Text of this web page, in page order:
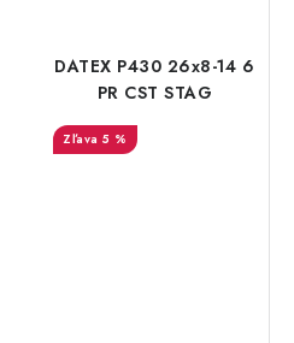
DATEX P430 26x8-14 6
PR CST STAG
5 %